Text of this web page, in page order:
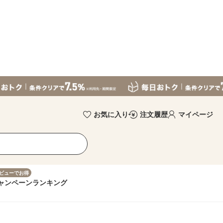
お気に入り 注文履歴 マイページ
ューでお得
ンペーンランキング